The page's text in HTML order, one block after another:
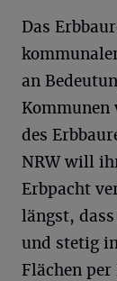
Das
an
Kommunen
des
NRW will
Erbpacht
längst,
und stetig
Flächen